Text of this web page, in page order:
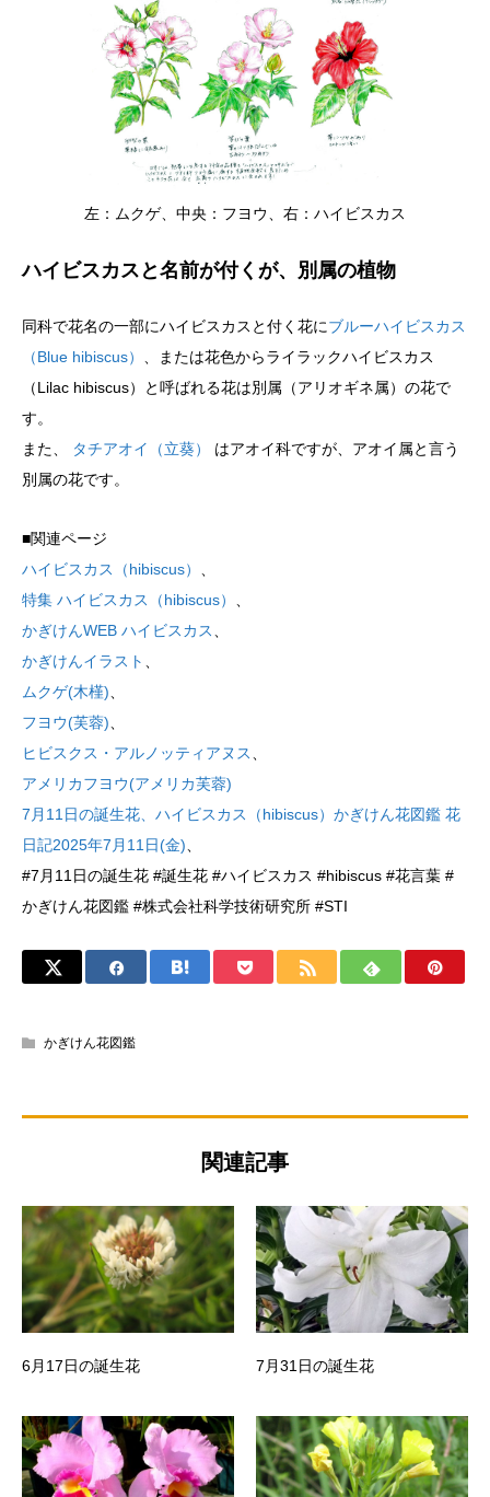
左：ムクゲ、中央：フヨウ、右：ハイビスカス
ハイビスカスと名前が付くが、別属の植物
同科で花名の一部にハイビスカスと付く花にブルーハイビスカス
（Blue hibiscus）
、または花色からライラックハイビスカス
（Lilac hibiscus）と呼ばれる花は別属（アリオギネ属）の花で
す。
また、
タチアオイ（立葵） はアオイ科ですが、アオイ属と言う
別属の花です。
■関連ページ
ハイビスカス（hibiscus）
特集 ハイビスカス（hibiscus）
かぎけんWEB ハイビスカス
かぎけんイラスト
ムクゲ(木槿)
フヨウ(芙蓉)
ヒビスクス・アルノッティアヌス
アメリカフヨウ(アメリカ芙蓉)
7月11日の誕生花、ハイビスカス（hibiscus）かぎけん花図鑑 花
日記2025年7月11日(金)
#7月11日の誕生花 #誕生花 #ハイビスカス #hibiscus #花言葉 #
かぎけん花図鑑 #株式会社科学技術研究所 #STI
かぎけん花図鑑
関連記事
6月17日の誕生花 7月31日の誕生花